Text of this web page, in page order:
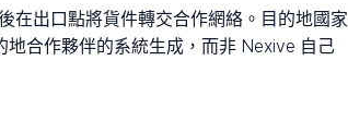
在出口點將貨件轉交合作網絡。目的地國家
合作夥伴的系統生成，而非 Nexive 自己